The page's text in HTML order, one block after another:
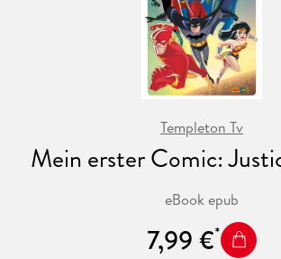
Templeton Tv
Mein erster Comic:
eBook epub
7,99 €